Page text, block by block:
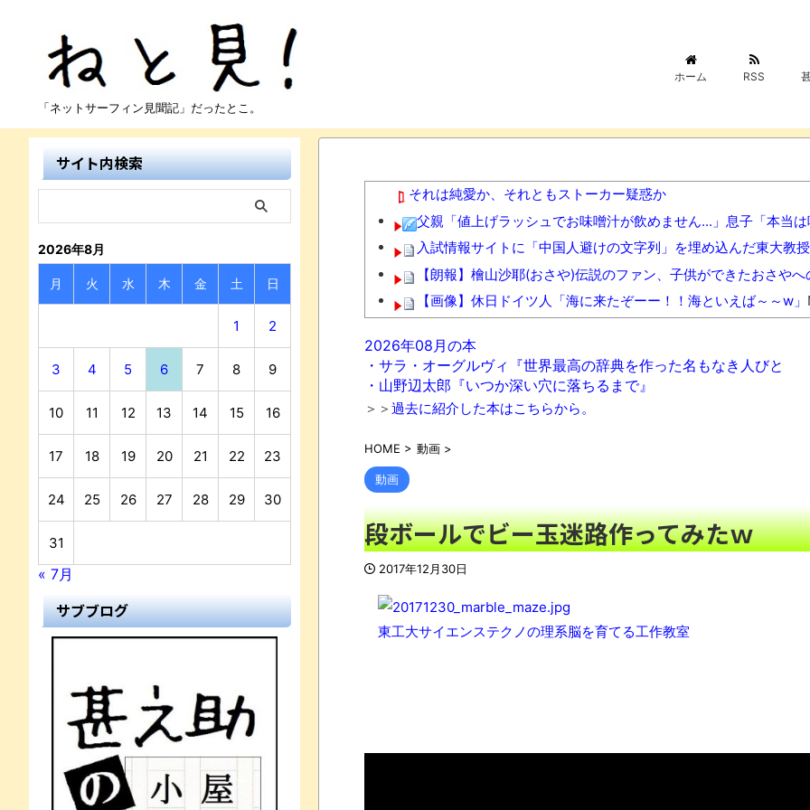
「ネットサーフィン見聞記」だったとこ。
ホーム RSS
それは純愛か、それともストーカー疑惑か
父親「値上げラッシュでお味噌汁が飲めません...」息子「本当は
入試情報サイトに「中国人避けの文字列」を埋め込んだ東大教
【朗報】檜山沙耶(おさや)伝説のファン、子供ができたおさや
【画像】休日ドイツ人「海に来たぞーー！！海といえば～～w」
るんだ！！」NEW!
【悲報】牛丼屋の吉野家さん遂に越えてはいけない壁を越えてし
【意外】日本で唯一「38度以上」を観測したことのない都道府
【悲報】有吉、一般人に「ド正論」を叩きつけて炎上ｗｗｗｗｗ
特定外来カミキリムシに1匹300円の賞金をかけた高崎市、初日
共産党「日本共産党は中抜きしません！安心して災害救援募金
【画像】日本さん、避難所が各国と比べて優秀過ぎると話題に
50歳になりましたNEW!
08/06NEWS!! 「トリプル台風」発生！新たな台風は日本に近
【06日の新刊】「妹は知っている 8」「ヤニねこ 13」「平
2026年08月の本
・サラ・オーグルヴィ『世界最高の辞典を作った名もなき人びと
・山野辺太郎『いつか深い穴に落ちるまで』
＞＞ 過去に紹介した本はこちらから。
HOME > 動画 >
動画
段ボールでビー玉迷路作ってみたｗ
2017年12月30日
東工大サイエンステクノの理系脳を育てる工作教室
サイト内検索
2026年8月
月 火 水 木 金 土 日
1 2
3 4 5 6 7 8 9
10 11 12 13 14 15 16
17 18 19 20 21 22 23
24 25 26 27 28 29 30
31
« 7月
サブブログ